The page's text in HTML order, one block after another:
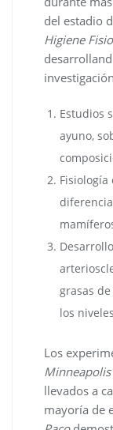
del estadio
Higiene
Estudios
ayuno,
grasas
los
Los
Minneapolis
llevados a
mayoría de